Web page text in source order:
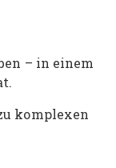
– in einem
komplexen